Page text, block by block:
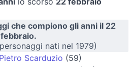
che compiono gli anni il 22
febbraio.
nati nel 1979)
Pietro Scarduzio (59)